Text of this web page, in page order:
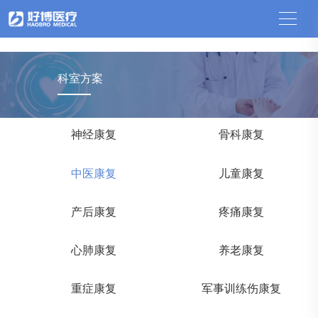
科室方案
神经康复 骨科康复
中医康复 儿童康复
产后康复 疼痛康复
心肺康复 养老康复
重症康复 军事训练伤康复